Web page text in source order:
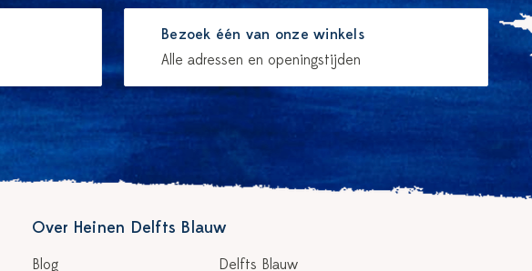
Bezoek één van onze winkels
Alle adressen en openingstijden
Over Heinen Delfts Blauw
Blog Delfts Blauw